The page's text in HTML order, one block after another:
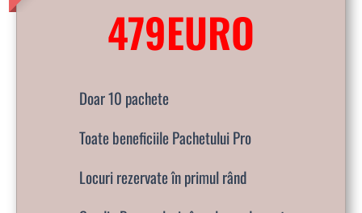
479EURO
Doar 10 pachete
Toate beneficiile Pachetului Pro
Locuri rezervate în primul rând